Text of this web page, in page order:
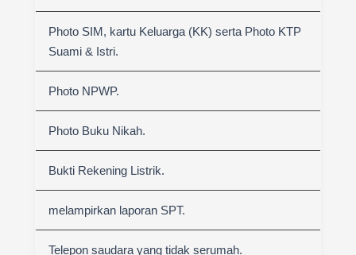
Photo SIM, kartu Keluarga (KK) serta Photo KTP
Suami & Istri.
Photo NPWP.
Photo Buku Nikah.
Bukti Rekening Listrik.
melampirkan laporan SPT.
Telepon saudara yang tidak serumah.